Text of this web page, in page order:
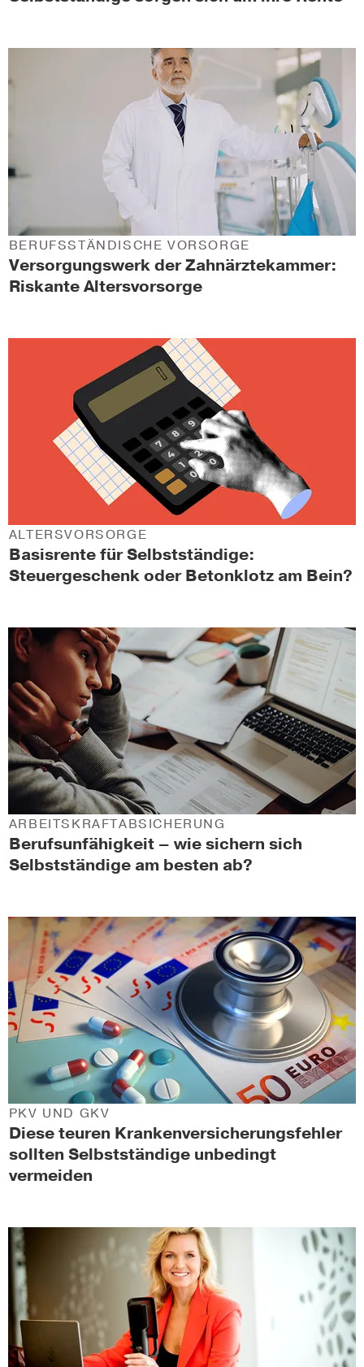
Versorgungswerk der Zahnärztekammer:
Riskante Altersvorsorge
BERUFSSTÄNDISCHE VORSORGE
Basisrente für Selbstständige:
Steuergeschenk oder Betonklotz am Bein?
ALTERSVORSORGE
Berufsunfähigkeit – wie sichern sich
Selbstständige am besten ab?
ARBEITSKRAFTABSICHERUNG
Diese teuren Krankenversicherungsfehler
sollten Selbstständige unbedingt
vermeiden
PKV UND GKV